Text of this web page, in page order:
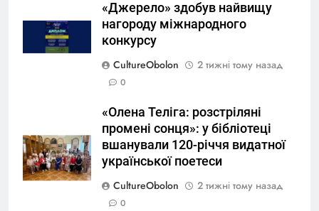
«Джерело» здобув найвищу
нагороду міжнародного
конкурсу
CultureObolon
2 тижні тому назад
0
«Олена Теліга: розстріляні
промені сонця»: у бібліотеці
вшанували 120-річчя видатної
української поетеси
CultureObolon
2 тижні тому назад
0